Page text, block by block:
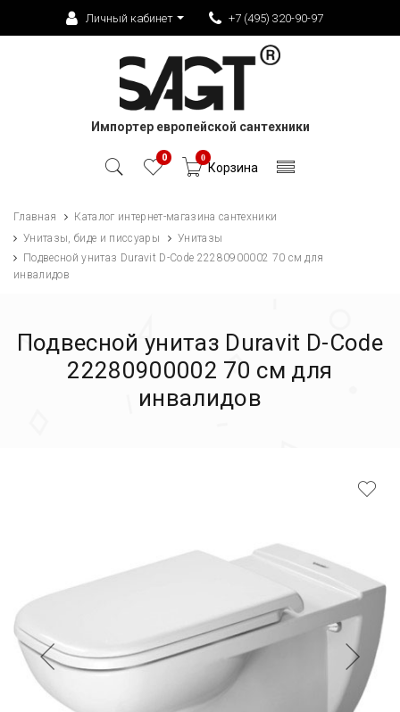
Личный кабинет +7 (495) 320-90-97
Импортер европейской сантехники
0 0
Корзина
Главная
Каталог интернет-магазина сантехники
Унитазы, биде и писсуары
Унитазы
Подвесной унитаз Duravit D-Code 22280900002 70 см для
инвалидов
Подвесной унитаз Duravit D-Code
22280900002 70 см для
инвалидов